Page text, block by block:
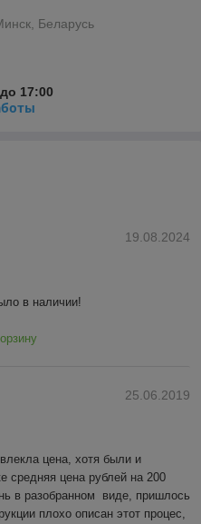
Беларусь
17:00
19.08.2024
в наличии!
25.06.2019
цена, хотя были и
средняя цена рублей на 200
в разобранном  виде, пришлось
плохо описан этот процес,